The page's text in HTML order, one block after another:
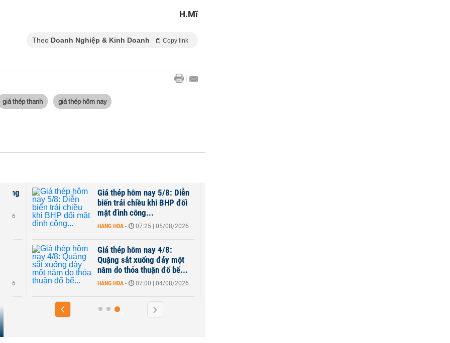
H.Mĩ
Theo Doanh Nghiệp & Kinh Doanh Copy link
giá thép thanh giá thép hôm nay
tăng
2026
2026
Giá thép hôm nay 5/8: Diễn
biến trái chiều khi BHP đối
mặt đình công...
HÀNG HÓA - 07:25 | 05/08/2026
Giá thép hôm nay 4/8:
Quặng sắt xuống đáy một
năm do thỏa thuận đổ bể...
HÀNG HÓA - 07:00 | 04/08/2026